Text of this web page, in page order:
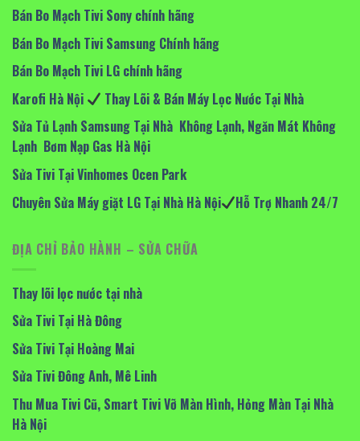
Bán Bo Mạch Tivi Sony chính hãng
Bán Bo Mạch Tivi Samsung Chính hãng
Bán Bo Mạch Tivi LG chính hãng
Karofi Hà Nội
Thay Lõi & Bán Máy Lọc Nước Tại Nhà
Sửa Tủ Lạnh Samsung Tại Nhà Không Lạnh, Ngăn Mát Không
Lạnh Bơm Nạp Gas Hà Nội
Sửa Tivi Tại Vinhomes Ocen Park
Chuyên Sửa Máy giặt LG Tại Nhà Hà Nội
Hỗ Trợ Nhanh 24/7
ĐỊA CHỈ BẢO HÀNH – SỬA CHỮA
Thay lõi lọc nước tại nhà
Sửa Tivi Tại Hà Đông
Sửa Tivi Tại Hoàng Mai
Sửa Tivi Đông Anh, Mê Linh
Thu Mua Tivi Cũ, Smart Tivi Vỡ Màn Hình, Hỏng Màn Tại Nhà
Hà Nội